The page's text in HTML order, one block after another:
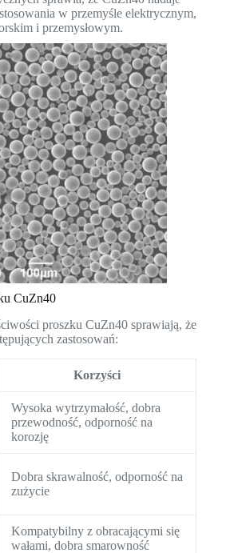
w przemyśle elektrycznym,
i przemysłowym.
CuZn40
proszku CuZn40 sprawiają, że
zastosowań:
Korzyści
Wysoka wytrzymałość, dobra
przewodność, odporność na
korozję
Dobra skrawalność, odporność na
zużycie
Kompatybilny z obracającymi się
wałami, dobra smarowność